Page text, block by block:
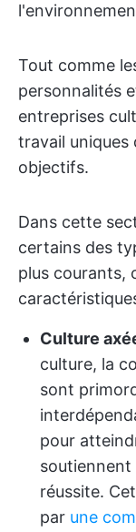
Tout comme
personnalités
entreprises
travail uniques
objectifs.
Dans cette
certains des
plus courants,
Culture
culture, la
sont
pour
soutiennent
réussite.
par une